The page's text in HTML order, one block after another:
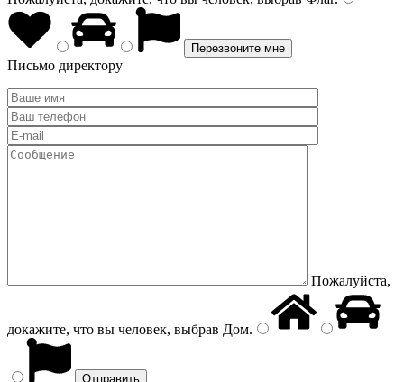
Письмо директору
Пожалуйста,
докажите, что вы человек, выбрав Дом.